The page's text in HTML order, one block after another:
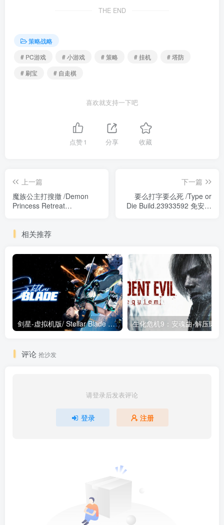
THE END
策略战略
# PC游戏
# 小游戏 # 策略 # 挂机
# 塔防
# 刷宝
# 自走棋
喜欢就支持一下吧
点赞1 分享 收藏
上一篇
魔族公主打搜撤 /Demon
Princess Retreat
下一篇
要么打字要么死 /Type or
Die Build.23933592 免安装
相关推荐
剑星-虚拟机版/ Stellar Blade v1.4.1|Build.19963153 终极版新补丁 送修改器 免安装中文版
评论 抢沙发
请登录后发表评论
登录 注册